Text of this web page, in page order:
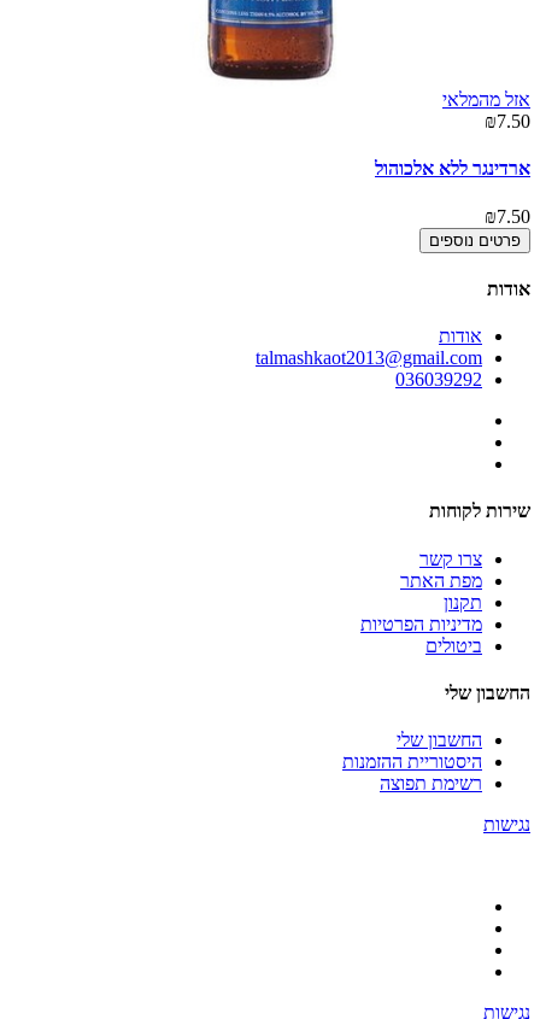
אזל מהמלאי
₪7.50
ארדינגר ללא אלכוהול
₪7.50
פרטים נוספים
אודות
אודות
talmashkaot2013@gmail.com
036039292
שירות לקוחות
צרו קשר
מפת האתר
תקנון
מדיניות הפרטיות
ביטולים
החשבון שלי
החשבון שלי
היסטוריית ההזמנות
רשימת תפוצה
נגישות
נגישות